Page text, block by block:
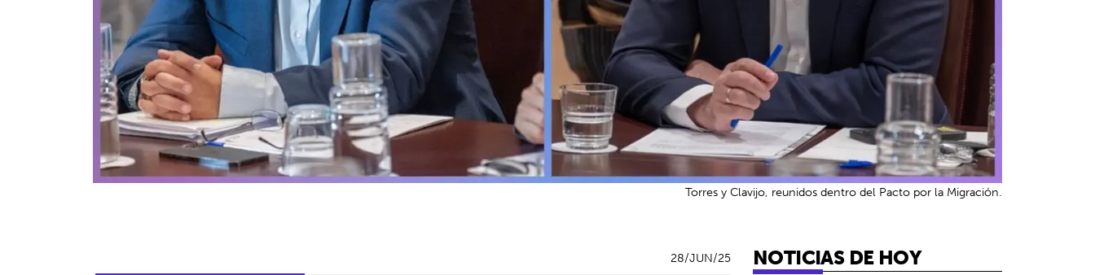
Torres y Clavijo, reunidos dentro del Pacto por la Migración.
28/JUN/25 NOTICIAS DE HOY